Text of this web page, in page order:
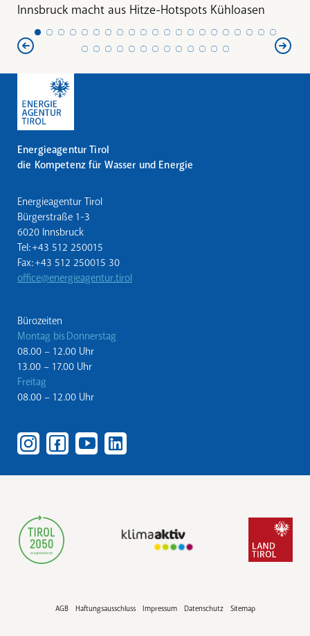
Innsbruck macht aus Hitze-Hotspots Kühloasen
Energieagentur Tirol
die Kompetenz für Wasser und Energie
Energieagentur Tirol
Bürgerstraße 1-3
6020 Innsbruck
Tel: +43 512 250015
Fax: +43 512 250015 30
office@energieagentur.tirol
Bürozeiten
Montag bis Donnerstag
08.00 – 12.00 Uhr
13.00 – 17.00 Uhr
Freitag
08.00 – 12.00 Uhr
AGB Haftungsausschluss Impressum Datenschutz Sitemap